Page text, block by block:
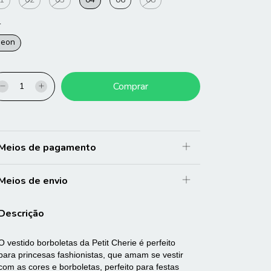
de pagamento
de envio
vestido borboletas da Petit Cherie é perfeito
princesas fashionistas, que amam se vestir
as cores e borboletas, perfeito para festas